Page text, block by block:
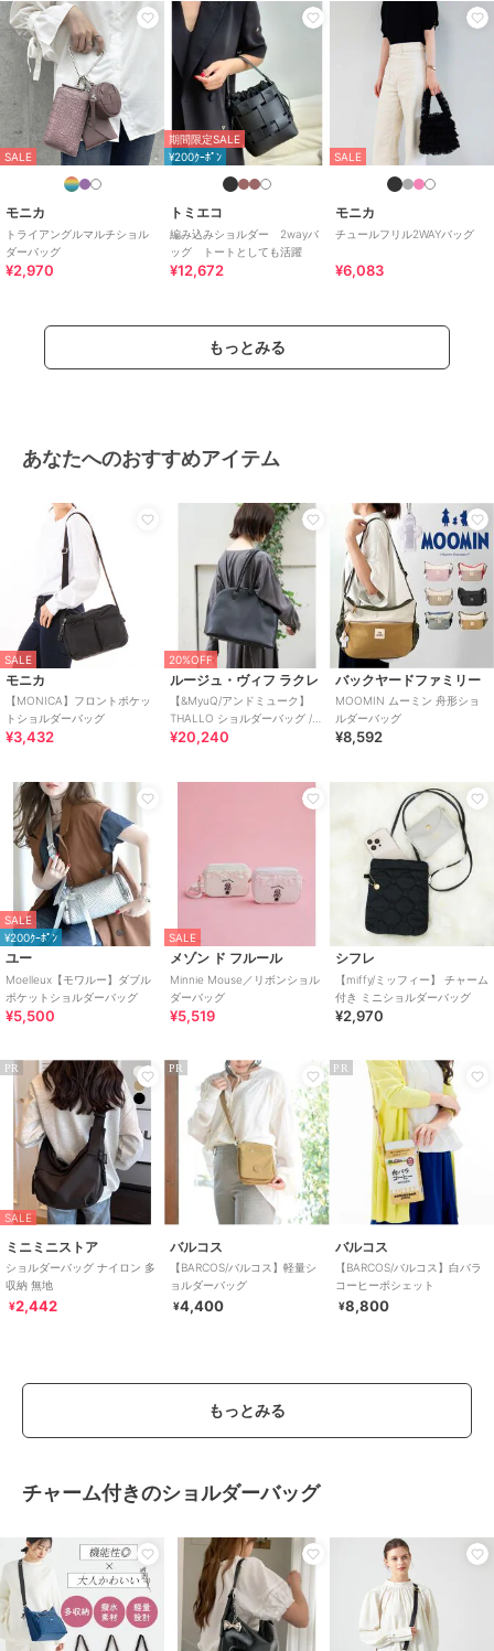
SALE
モニカ
トライアングルマルチショル
ダーバッグ
¥2,970
期間限定SALE
¥200ｸｰﾎﾟﾝ
トミエコ
編み込みショルダー 2wayバ
ッグ トートとしても活躍
¥12,672
SALE
モニカ
チュールフリル2WAYバッグ
¥6,083
もっとみる
あなたへのおすすめアイテム
SALE
モニカ
【MONICA】フロントポケッ
トショルダーバッグ
¥3,432
20%OFF
ルージュ・ヴィフ ラクレ
【&MyuQ/アンドミューク】
THALLO ショルダーバッグ /
トートバッグ
¥20,240
バックヤードファミリー
MOOMIN ムーミン 舟形ショ
ルダーバッグ
¥8,592
SALE
¥200ｸｰﾎﾟﾝ
ユー
Moelleux【モワルー】ダブル
ポケットショルダーバッグ
¥5,500
SALE
メゾン ド フルール
Minnie Mouse／リボンショル
ダーバッグ
¥5,519
シフレ
【miffy/ミッフィー】 チャーム
付き ミニショルダーバッグ
¥2,970
PR
SALE
ミニミニストア
ショルダーバッグ ナイロン 多
収納 無地
¥2,442
PR
バルコス
【BARCOS/バルコス】軽量シ
ョルダーバッグ
¥4,400
PR
バルコス
【BARCOS/バルコス】白バラ
コーヒーポシェット
¥8,800
もっとみる
チャーム付きのショルダーバッグ